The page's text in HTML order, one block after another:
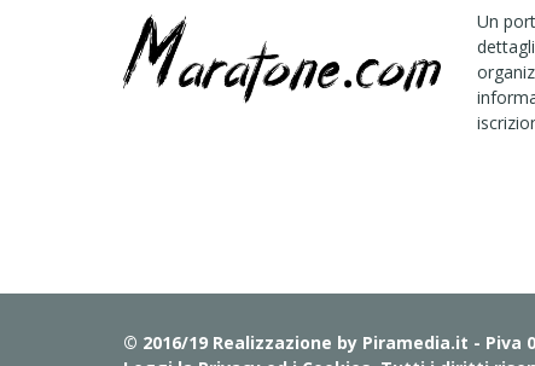
Un
© 2016/19 Realizzazione by Piramedia.it - Piva